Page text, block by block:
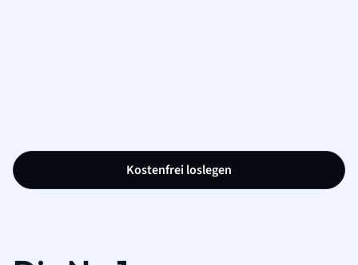
Kostenfrei loslegen